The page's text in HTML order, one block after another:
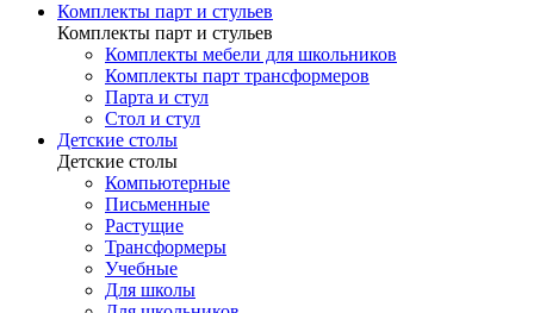
Комплекты парт и стульев
Комплекты парт и стульев
Комплекты мебели для школьников
Комплекты парт трансформеров
Парта и стул
Стол и стул
Детские столы
Детские столы
Компьютерные
Письменные
Растущие
Трансформеры
Учебные
Для школы